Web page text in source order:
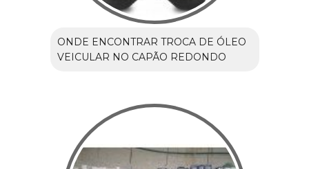
ONDE ENCONTRAR TROCA DE ÓLEO
VEICULAR NO CAPÃO REDONDO